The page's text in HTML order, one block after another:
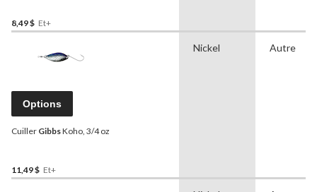
8,49 $ Et+
Options
Cuiller GibbsKoho, 3/4 oz
11,49 $ Et+
Nickel Autre